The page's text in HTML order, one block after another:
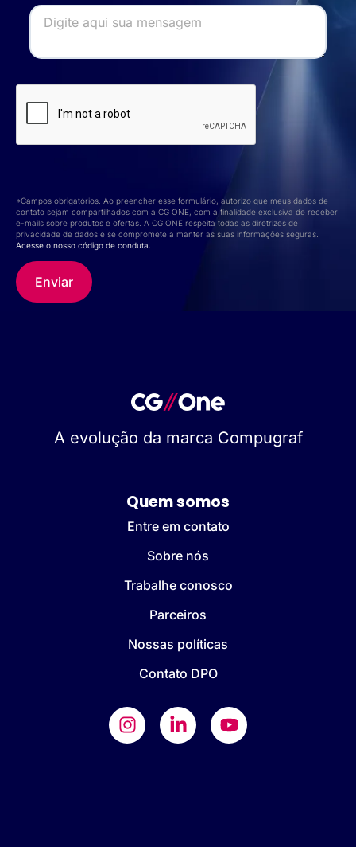
*Campos obrigatórios. Ao preencher esse formulário, autorizo que meus dados de
contato sejam compartilhados com a CG ONE, com a finalidade exclusiva de receber
e-mails sobre produtos e ofertas. A CG ONE respeita todas as diretrizes de
privacidade de dados e se compromete a manter as suas informações seguras.
Acesse o nosso código de conduta.
A evolução da marca Compugraf
Quem somos
Entre em contato
Sobre nós
Trabalhe conosco
Parceiros
Nossas políticas
Contato DPO